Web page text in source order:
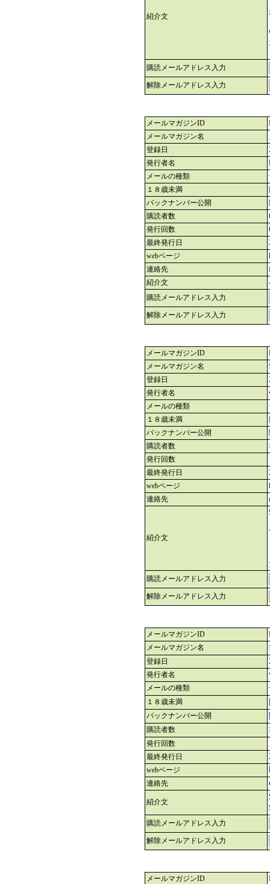
紹介文
購読メールアドレス入力
解除メールアドレス入力
メールマガジンID
メールマガジン名
登録日
発行者名
メールの種類
１８歳未満
バックナンバー公開
購読者数
発行回数
最終発行日
webページ
連絡先
紹介文
購読メールアドレス入力
解除メールアドレス入力
メールマガジンID
メールマガジン名
登録日
発行者名
メールの種類
１８歳未満
バックナンバー公開
購読者数
発行回数
最終発行日
webページ
連絡先
紹介文
購読メールアドレス入力
解除メールアドレス入力
メールマガジンID
メールマガジン名
登録日
発行者名
メールの種類
１８歳未満
バックナンバー公開
購読者数
発行回数
最終発行日
webページ
連絡先
紹介文
購読メールアドレス入力
解除メールアドレス入力
メールマガジンID